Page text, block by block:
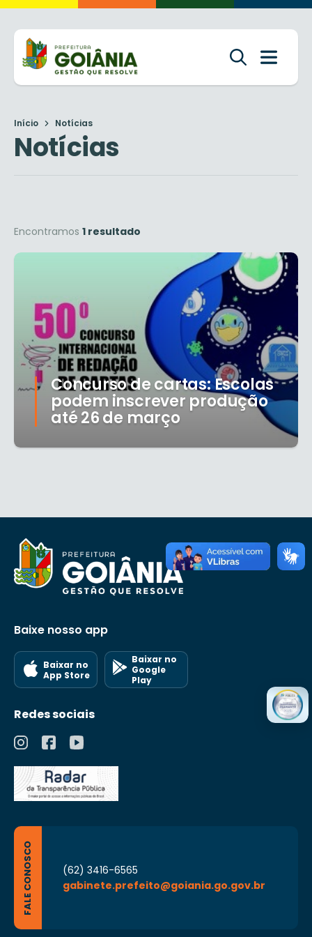
Início Notícias
Notícias
Encontramos 1 resultado
Concurso de cartas: Escolas
podem inscrever produção
até 26 de março
Baixe nosso app
Baixar no
App Store
Baixar no
Google
Play
Redes sociais
FALE CONOSCO
(62) 3416-6565
gabinete.prefeito@goiania.go.gov.br